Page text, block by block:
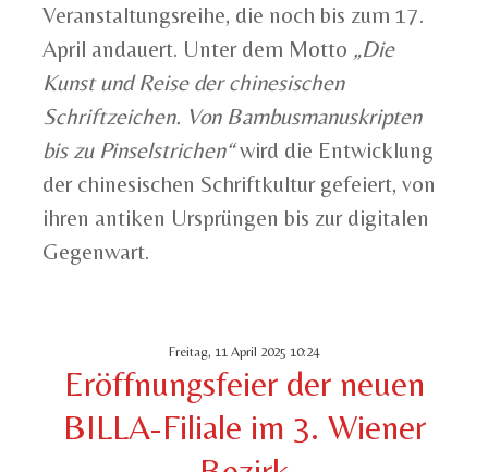
Veranstaltungsreihe, die noch bis zum 17.
April andauert. Unter dem Motto „Die
Kunst und Reise der chinesischen
Schriftzeichen. Von Bambusmanuskripten
bis zu Pinselstrichen“wird die Entwicklung
der chinesischen Schriftkultur gefeiert, von
ihren antiken Ursprüngen bis zur digitalen
Gegenwart.
Freitag, 11 April 2025 10:24
Eröffnungsfeier der neuen
BILLA-Filiale im 3. Wiener